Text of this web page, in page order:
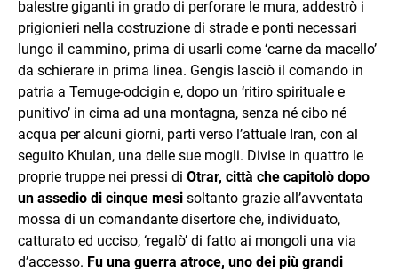
balestre giganti in grado di perforare le mura, addestrò i
prigionieri nella costruzione di strade e ponti necessari
lungo il cammino, prima di usarli come ‘carne da macello’
da schierare in prima linea. Gengis lasciò il comando in
patria a Temuge-odcigin e, dopo un ‘ritiro spirituale e
punitivo’ in cima ad una montagna, senza né cibo né
acqua per alcuni giorni, partì verso l’attuale Iran, con al
seguito Khulan, una delle sue mogli. Divise in quattro le
proprie truppe nei pressi di Otrar, città che capitolò dopo
un assedio di cinque mesi soltanto grazie all’avventata
mossa di un comandante disertore che, individuato,
catturato ed ucciso, ‘regalò’ di fatto ai mongoli una via
d’accesso. Fu una guerra atroce, uno dei più grandi